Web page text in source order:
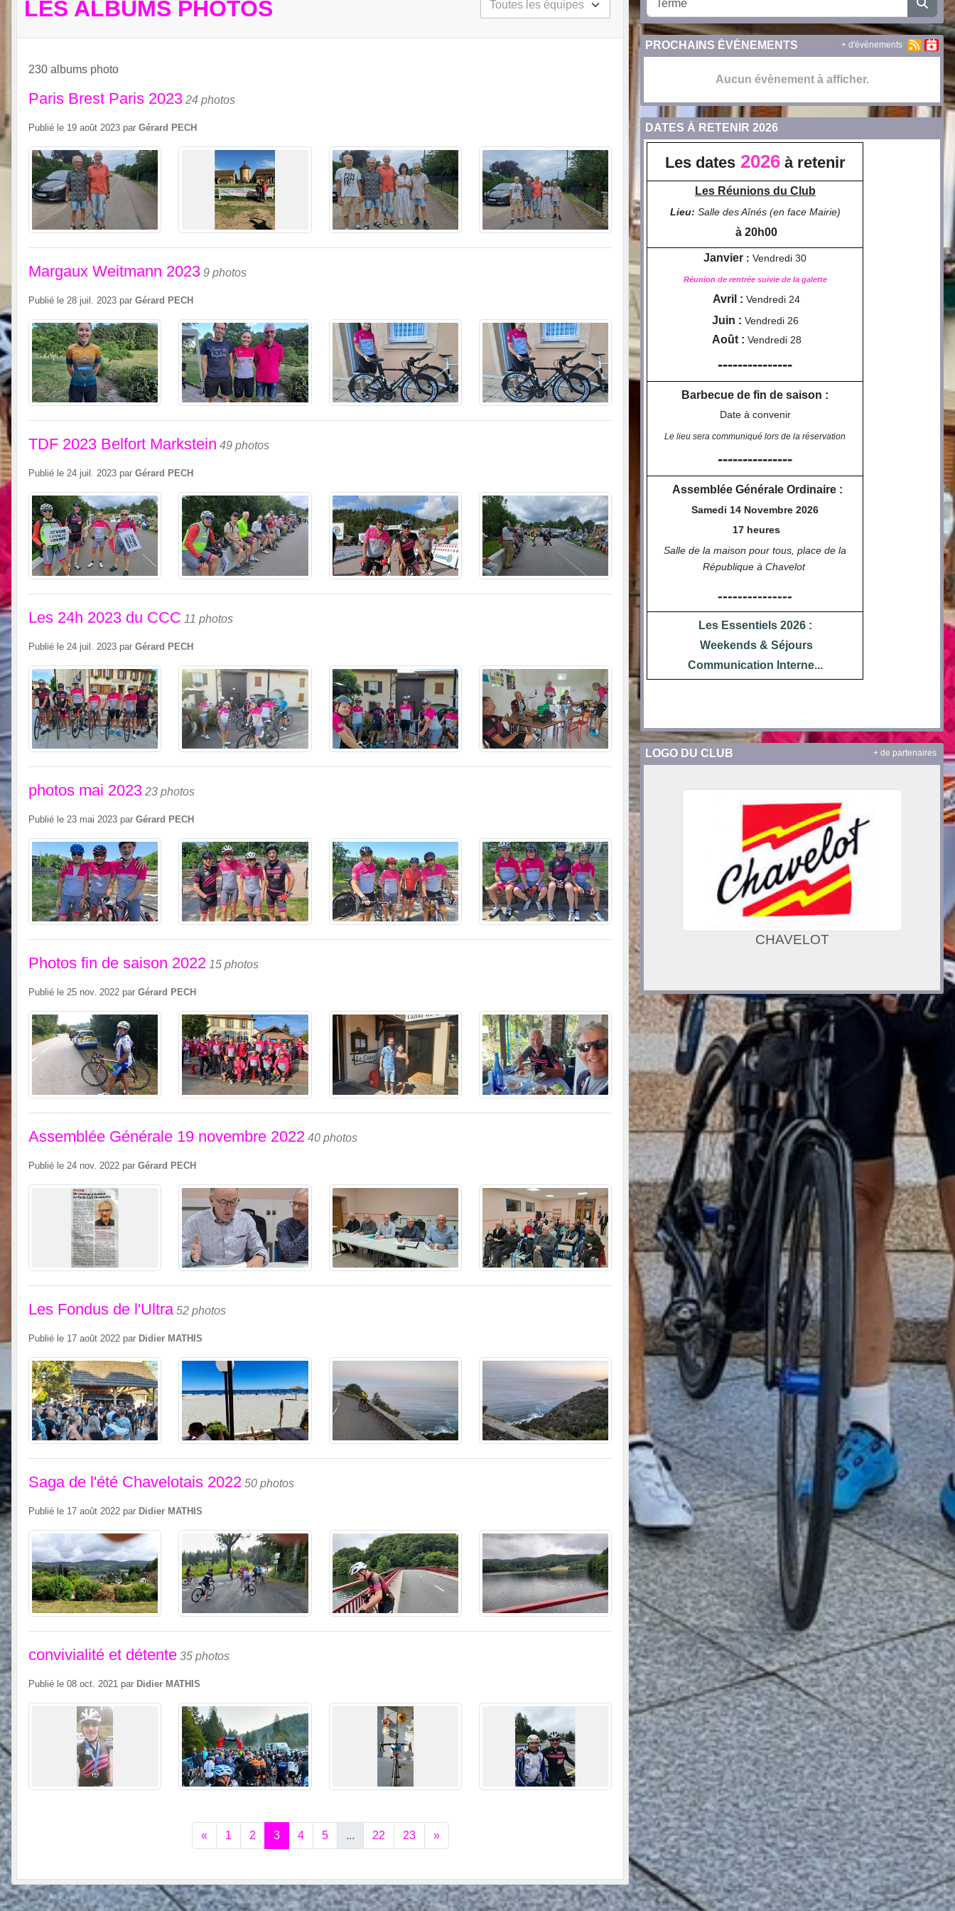
LES ALBUMS PHOTOS
230 albums photo
Paris Brest Paris 2023 24 photos
Publié le 19 août 2023 par Gérard PECH
Margaux Weitmann 2023 9 photos
Publié le 28 juil. 2023 par Gérard PECH
TDF 2023 Belfort Markstein 49 photos
Publié le 24 juil. 2023 par Gérard PECH
Les 24h 2023 du CCC 11 photos
Publié le 24 juil. 2023 par Gérard PECH
photos mai 2023 23 photos
Publié le 23 mai 2023 par Gérard PECH
Photos fin de saison 2022 15 photos
Publié le 25 nov. 2022 par Gérard PECH
Assemblée Générale 19 novembre 2022 40 photos
Publié le 24 nov. 2022 par Gérard PECH
Les Fondus de l'Ultra 52 photos
Publié le 17 août 2022 par Didier MATHIS
Saga de l'été Chavelotais 2022 50 photos
Publié le 17 août 2022 par Didier MATHIS
convivialité et détente 35 photos
Publié le 08 oct. 2021 par Didier MATHIS
« 1 2 3 4 5 ... 22 23 »
PROCHAINS ÉVÉNEMENTS
Aucun évènement à afficher.
+ d'évènements
DATES À RETENIR 2026
Les dates2026à retenir
Les Réunions du Club
Lieu: Salle des Aînés (en face Mairie)
à 20h00
Janvier :Vendredi 30
Réunion de rentrée suivie de la galette
Avril : Vendredi 24
Juin : Vendredi 26
Août : Vendredi 28
---------------
Barbecue de fin de saison :
Date à convenir
Le lieu sera communiqué lors de la réservation
---------------
Assemblée Générale Ordinaire :
Samedi 14 Novembre 2026
17 heures
Salle de la maison pour tous, place de la
République à Chavelot
---------------
Les Essentiels 2026 :
Weekends & Séjours
Communication Interne...
LOGO DU CLUB
CHAVELOT
+ de partenaires